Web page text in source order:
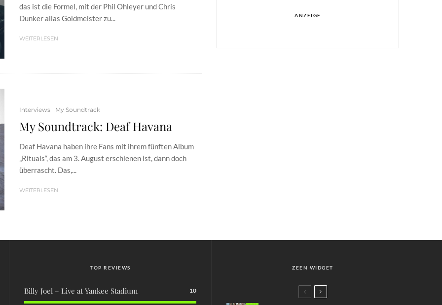
das ist die Formel, mit der Phil Ohleyer und Chris
Dunker alias Goldmeister zu...
WEITERLESEN
Interviews My Soundtrack
My Soundtrack: Deaf Havana
Deaf Havana haben ihre Fans mit ihrem fünften Album
„Rituals“, das am 3. August erschienen ist, dann doch
überrascht. Das,...
WEITERLESEN
ANZEIGE
TOP REVIEWS
Billy Joel – Live at Yankee Stadium 10
ZEEN WIDGET